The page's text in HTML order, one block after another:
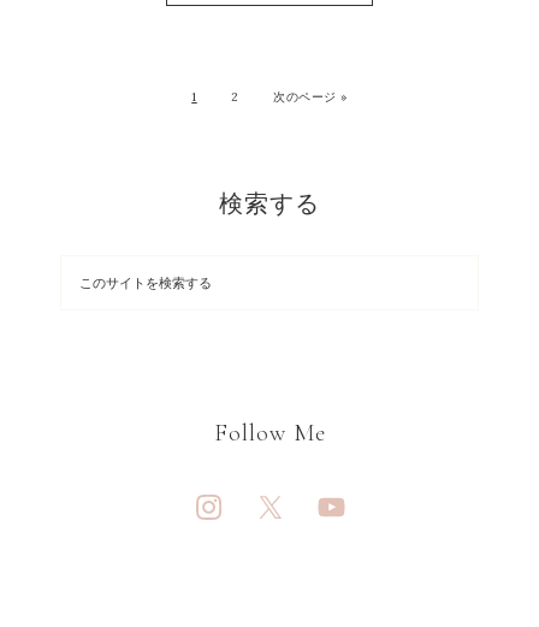
1 2 次のページ »
検索する
Follow Me